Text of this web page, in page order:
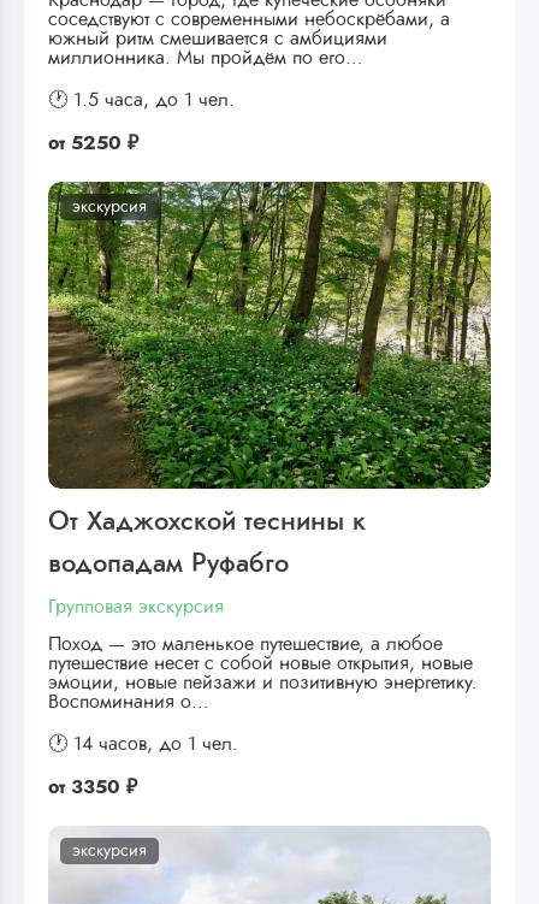
соседствуют с современными небоскрёбами, а
южный ритм смешивается с амбициями
миллионника. Мы пройдём по его…
🕐 1.5 часа, до 1 чел.
от 5250 ₽
экскурсия
От Хаджохской теснины к
водопадам Руфабго
Групповая экскурсия
Поход — это маленькое путешествие, а любое
путешествие несет с собой новые открытия, новые
эмоции, новые пейзажи и позитивную энергетику.
Воспоминания о…
🕐 14 часов, до 1 чел.
от 3350 ₽
экскурсия